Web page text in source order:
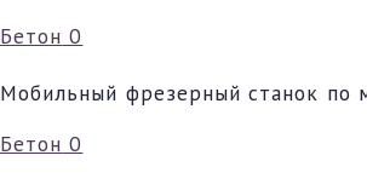
Бетон 0
Мобильный фрезерный станок по
Бетон 0